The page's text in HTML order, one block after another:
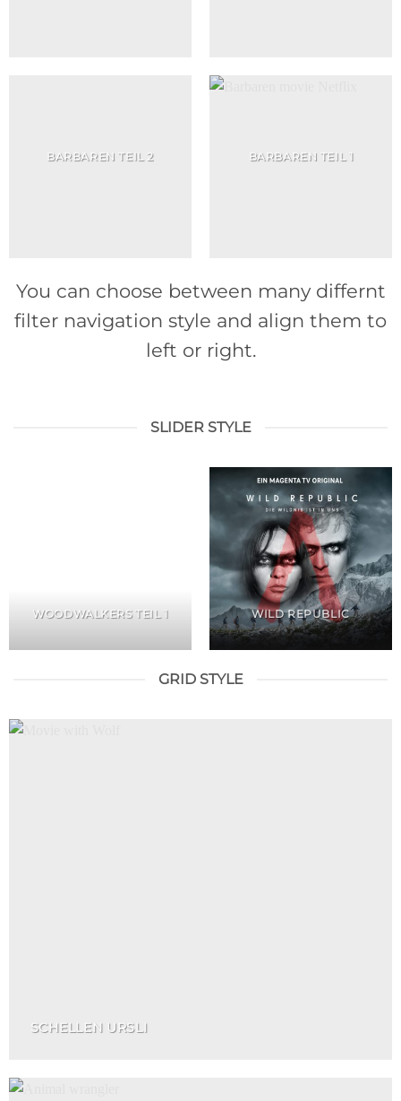
BARBAREN TEIL 2 BARBAREN TEIL 1
You can choose between many differnt
filter navigation style and align them to
left or right.
SLIDER STYLE
WOODWALKERS TEIL 1 WILD REPUBLIC
GRID STYLE
SCHELLEN URSLI